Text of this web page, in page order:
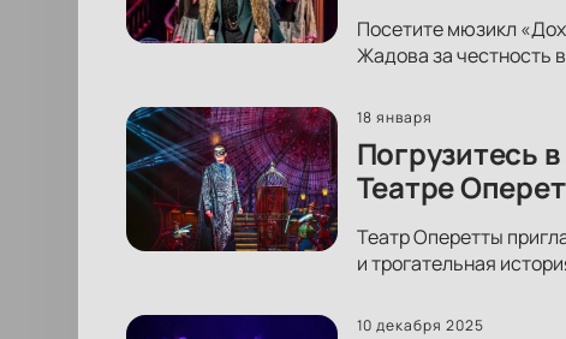
Посетите мюзикл
Жадова за честность
18 января
Погрузитесь
Театре
Театр Оперетты
и трогательная
10 декабря 2025